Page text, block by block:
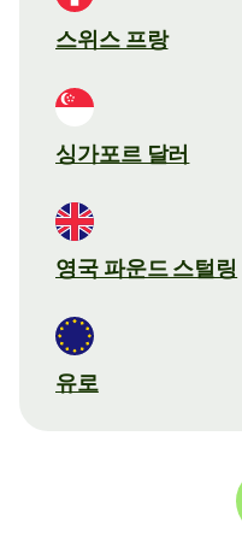
스위스 프랑
싱가포르 달러
영국 파운드 스털링
유로